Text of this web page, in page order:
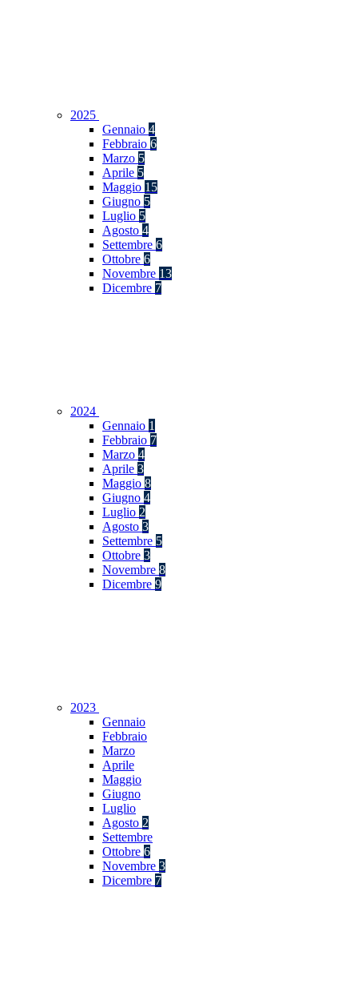
2025
Gennaio 4
Febbraio 6
Marzo 5
Aprile 5
Maggio 15
Giugno 5
Luglio 5
Agosto 4
Settembre 6
Ottobre 6
Novembre 13
Dicembre 7
2024
Gennaio 1
Febbraio 7
Marzo 4
Aprile 3
Maggio 8
Giugno 4
Luglio 2
Agosto 3
Settembre 5
Ottobre 3
Novembre 8
Dicembre 9
2023
Gennaio
Febbraio
Marzo
Aprile
Maggio
Giugno
Luglio
Agosto 2
Settembre
Ottobre 6
Novembre 3
Dicembre 7